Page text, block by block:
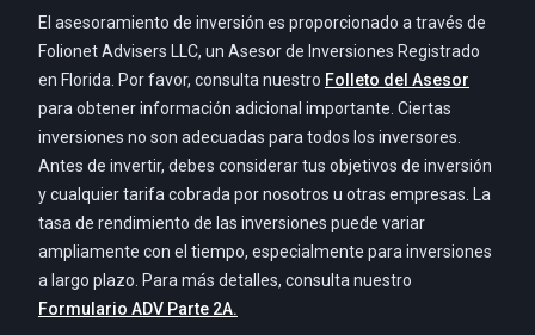
El asesoramiento de inversión es proporcionado a través de
Folionet Advisers LLC, un Asesor de Inversiones Registrado
en Florida. Por favor, consulta nuestro Folleto del Asesor
para obtener información adicional importante. Ciertas
inversiones no son adecuadas para todos los inversores.
Antes de invertir, debes considerar tus objetivos de inversión
y cualquier tarifa cobrada por nosotros u otras empresas. La
tasa de rendimiento de las inversiones puede variar
ampliamente con el tiempo, especialmente para inversiones
a largo plazo. Para más detalles, consulta nuestro
Formulario ADV Parte 2A.